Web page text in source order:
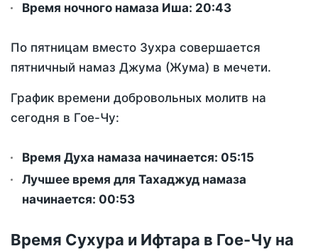
Время ночного намаза Иша: 20:43
По пятницам вместо Зухра совершается
пятничный намаз Джума (Жума) в мечети.
График времени добровольных молитв на
сегодня в Гое-Чу:
Время Духа намаза начинается: 05:15
Лучшее время для Тахаджуд намаза
начинается: 00:53
Время Сухура и Ифтара в Гое-Чу на